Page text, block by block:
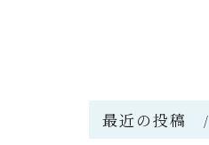
最近の投稿